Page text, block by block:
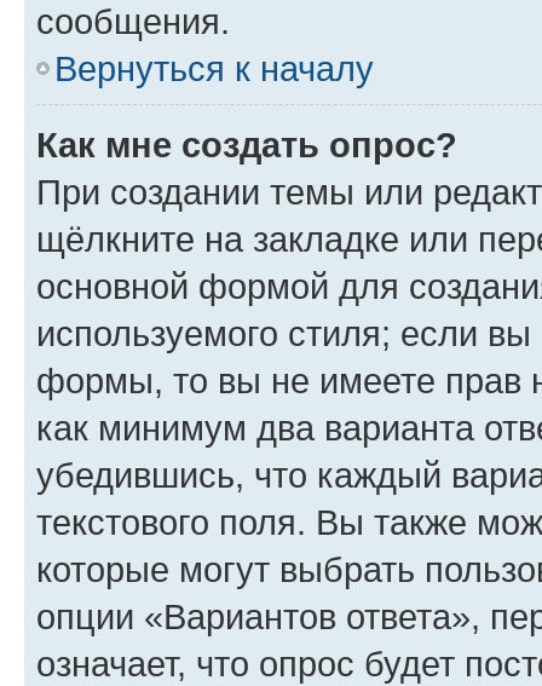
сообщения.
Вернуться к началу
Как мне создать опрос?
При создании темы или
щёлкните на закладке или
основной формой для
используемого стиля; если
формы, то вы не имеете прав
как минимум два варианта
убедившись, что каждый
текстового поля. Вы также
которые могут выбрать
опции «Вариантов ответа»,
означает, что опрос будет